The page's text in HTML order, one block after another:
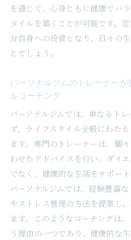
を通じて、心身ともに健康でバ
タイルを築くことが可能です。
分自身への投資となり、日々の
とでしょう。
パーソナルジムのトレーナー
ルコーチング
パーソナルジムでは、単なるト
ず、ライフスタイル全般にわた
ます。専門のトレーナーは、個
わせたアドバイスを行い、ダイ
でなく、健康的な生活をサポー
パーソナルジムでは、経験豊富
やストレス管理の方法を提案し
ます。このようなコーチングは
う理由の一つであり、健康的な